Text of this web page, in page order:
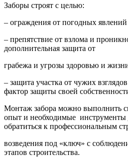
Заборы строят с целью:
– ограждения от погодных
– препятствие от взлома и
дополнительная защита от
грабежа и угрозы здоровью и
– защита участка от чужих
фактор защиты своей
Монтаж забора можно выполнить
опыт и необходимые
обратиться к профессиональным
возведения под «ключ» с
этапов строительства.